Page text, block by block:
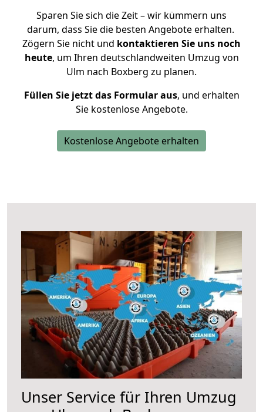
Sparen Sie sich die Zeit – wir kümmern uns
darum, dass Sie die besten Angebote erhalten.
Zögern Sie nicht und kontaktieren Sie uns noch
heute, um Ihren deutschlandweiten Umzug von
Ulm nach Boxberg zu planen.
Füllen Sie jetzt das Formular aus, und erhalten
Sie kostenlose Angebote.
Kostenlose Angebote erhalten
Unser Service für Ihren Umzug